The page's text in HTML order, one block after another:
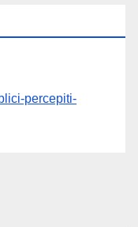
percepiti-